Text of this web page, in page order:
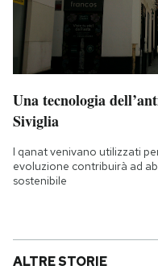
Una tecnologia
Siviglia
I qanat venivano utilizzati
evoluzione contribuirà ad
sostenibile
ALTRE STORIE